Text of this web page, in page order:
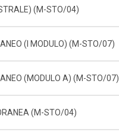
(M-STO/04)
(I MODULO) (M-STO/07)
(MODULO A) (M-STO/07)
(M-STO/04)